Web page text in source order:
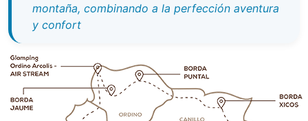
montaña, combinando a la perfección aventura
y confort